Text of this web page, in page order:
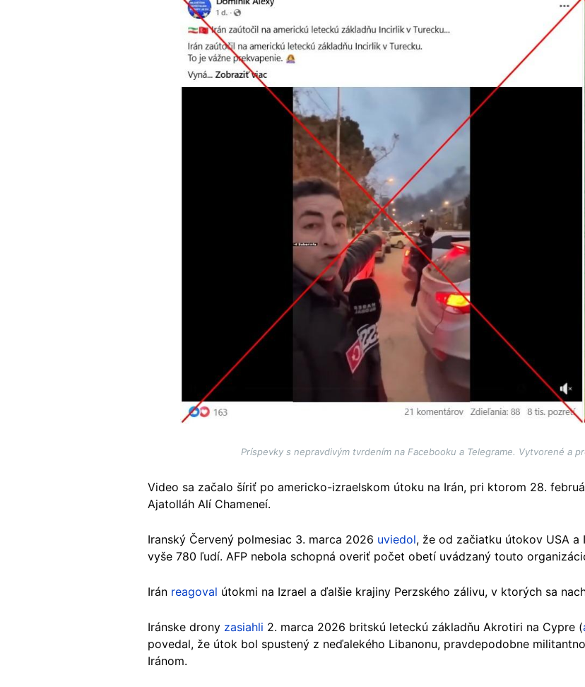
Príspevky s nepravdivým tvrdením na Facebooku a Telegrame. Vytvorené a
Video sa začalo šíriť po americko-izraelskom útoku na Irán, pri ktorom 28.
Ajatolláh Alí Chameneí.
Iranský Červený polmesiac 3. marca 2026 uviedol, že od začiatku útokov USA a
vyše 780 ľudí. AFP nebola schopná overiť počet obetí uvádzaný touto
Irán reagoval útokmi na Izrael a ďalšie krajiny Perzského zálivu, v ktorých sa
Iránske drony zasiahli 2. marca 2026 britskú leteckú základňu Akrotiri na Cypre (
povedal, že útok bol spustený z neďalekého Libanonu, pravdepodobne
Iránom.